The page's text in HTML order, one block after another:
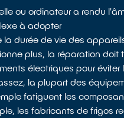
ou ordinateur a rendu
à adopter
durée de vie des
plus, la réparation doit
électriques pour éviter
la plupart des
fatiguent les
les fabricants de frigos